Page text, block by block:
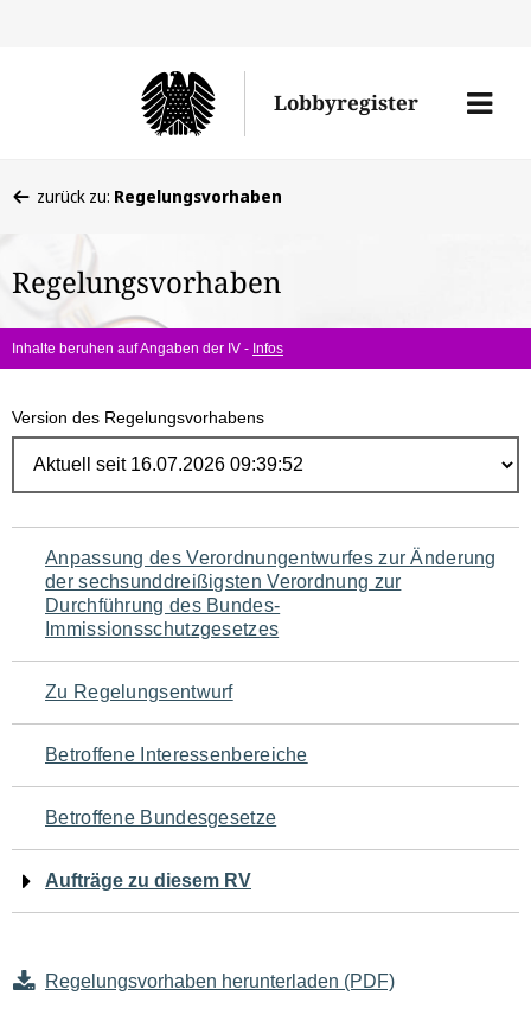
Lobbyregister
Menü
befinden
hier:
zurück zu: Regelungsvorhaben
Regelungsvorhaben
Inhalte beruhen auf Angaben der IV - Infos
Version des Regelungsvorhabens
Navigation
für
den
Seiteninhalt
Anpassung des Verordnungentwurfes zur Änderung
der sechsunddreißigsten Verordnung zur
Durchführung des Bundes-
Immissionsschutzgesetzes
Zu Regelungsentwurf
Betroffene Interessenbereiche
Betroffene Bundesgesetze
Aufträge zu diesem RV
Regelungsvorhaben herunterladen (PDF)